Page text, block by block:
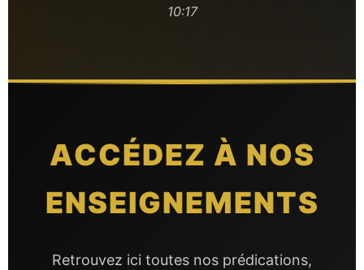
10:17
ACCÉDEZ À NOS
ENSEIGNEMENTS
Retrouvez ici toutes nos prédications,